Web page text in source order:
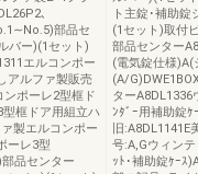
､
部品セ
バー)(1セット)
エルコンポー
アルファ製販売
ンポーレ2型框ド
框ドア用組立ハ
製エルコンポー
ーレ3型
品センター
ト主錠･補助
(1セット)取付
部品センター
(電気錠仕様)A(
(A/
ターA8DL1336
ﾝﾀﾞｰ用補助錠
旧
号:A,Gウィン
ｯﾄ･補助錠ｹｰｽ